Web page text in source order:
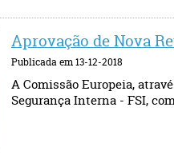
Aprovação de Nova
Publicada em 13-12-2018
A Comissão Europeia,
Segurança Interna - FSI,